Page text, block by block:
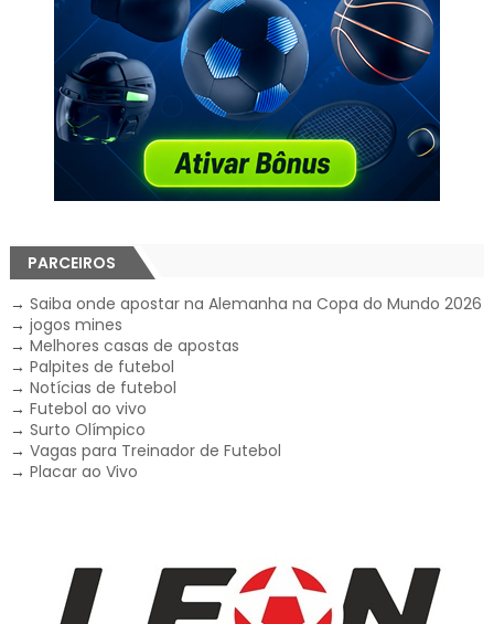
PARCEIROS
→ Saiba onde apostar na Alemanha na Copa do Mundo 2026
→ jogos mines
→ Melhores casas de apostas
→ Palpites de futebol
→ Notícias de futebol
→ Futebol ao vivo
→ Surto Olímpico
→ Vagas para Treinador de Futebol
→ Placar ao Vivo